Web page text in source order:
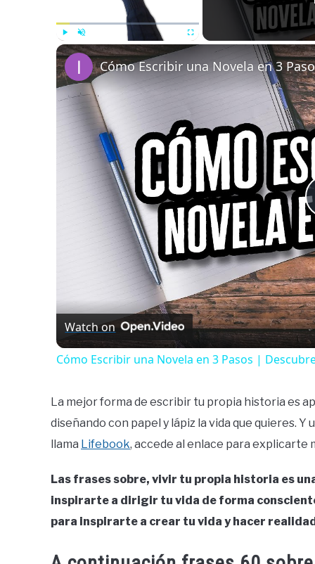
Play Unmute Fullscreen
Cómo Escribir una Novela en 3
Watch on
Cómo Escribir una Novela en 3 Pasos |
La mejor forma de escribir tu propia historia es
diseñando con papel y lápiz la vida que quieres.
llama Lifebook, accede al enlace para explicarte
Las frases sobre, vivir tu propia historia es
inspirarte a dirigir tu vida de forma
para inspirarte a crear tu vida y hacer